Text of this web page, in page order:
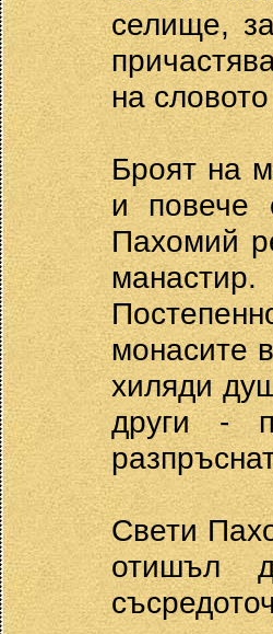
селище,
на
Броят на
и повече
Пахомий
манастир.
монасите
хиляди
други -
Свети
отишъл